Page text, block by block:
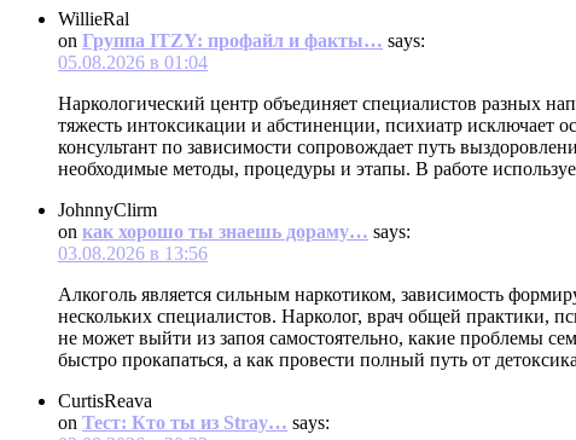
WillieRal
on Группа ITZY: профайл и факты… says:
05.08.2026 в 01:04
Наркологический центр объединяет специалистов разных
тяжесть интоксикации и абстиненции, психиатр исключает
консультант по зависимости сопровождает путь
необходимые методы, процедуры и этапы. В работе
JohnnyClirm
on как хорошо ты знаешь дораму… says:
03.08.2026 в 13:56
Алкоголь является сильным наркотиком, зависимость
нескольких специалистов. Нарколог, врач общей практики,
не может выйти из запоя самостоятельно, какие проблемы
быстро прокапаться, а как провести полный путь от
CurtisReava
on Тест: Кто ты из Stray… says: